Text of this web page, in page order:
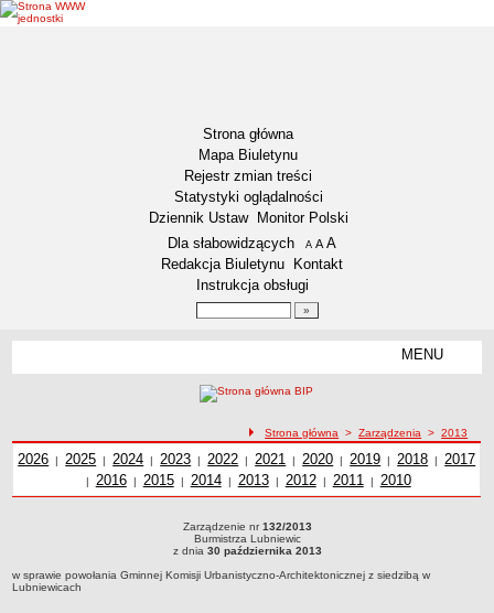
Strona główna
Mapa Biuletynu
Rejestr zmian treści
Statystyki oglądalności
Dziennik Ustaw
Monitor Polski
Menu dodatkowe
Dla słabowidzących A pomniejsz czcionkę
A standardowy rozmiar czcionki
A
Redakcja Biuletynu
Kontakt
Instrukcja obsługi
MENU
Zadania publiczne
Związki i stowarzyszenia
Współpraca zagraniczna
Strategia rozwoju Gminy
ścieżka nawigacji
Strona główna >Zarządzenia >2013
Zarządzenia z roku
2026 | Zarządzenia z roku
2025 | Zarządzenia z roku
2024 | Zarządzenia z roku
2023 | Zarządzenia z roku
2022 | Zarządzenia z roku
2021 | Zarządzenia z roku
2020 | Zarządzenia z roku
2019 |
Zarządzenia z
2018 | 2017
| Zarządzenia z roku
2016| Zarządzenia z roku
2015| Zarządzenia z roku
2014| Zarządzenia z roku
2013| Zarządzenia z roku
2012| Zarządzenia z roku
2011 |
Zarządzenia z
roku
2010
Zarządzenie nr 132/2013Burmistrza Lubniewicz dnia 30 października 2013w
sprawie powołania Gminnej Komisji Urbanistyczno-Architektonicznej z siedzibą w
Zarządzenie nr132/2013
Burmistrza Lubniewic
z dnia 30 października 2013
w sprawie powołania Gminnej Komisji Urbanistyczno-Architektonicznej z siedzibą w
Lubniewicach